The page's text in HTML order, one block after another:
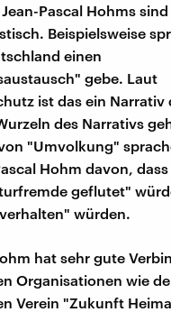
Pascal Hohms sind
Beispielsweise
einen
gebe. Laut
ist das ein Narrativ
des Narrativs
"Umvolkung"
Hohm davon,
geflutet"
würden.
hat sehr gute
Organisationen wie
Verein "Zukunft